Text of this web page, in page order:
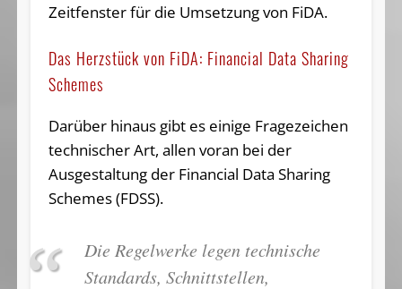
Zeitfenster für die Umsetzung von FiDA.
Das Herzstück von FiDA: Financial Data Sharing
Schemes
Darüber hinaus gibt es einige Fragezeichen
technischer Art, allen voran bei der
Ausgestaltung der Financial Data Sharing
Schemes (FDSS).
Die Regelwerke legen technische
Standards, Schnittstellen,